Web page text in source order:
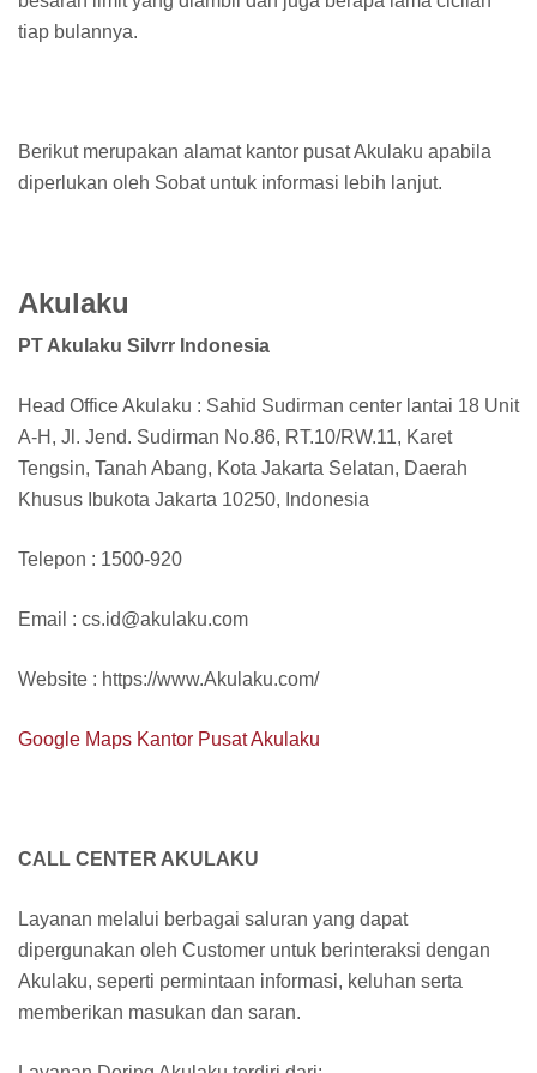
tiap bulannya.
Berikut merupakan alamat kantor pusat Akulaku apabila
diperlukan oleh Sobat untuk informasi lebih lanjut.
Akulaku
PT Akulaku Silvrr Indonesia
Head Office Akulaku : Sahid Sudirman center lantai 18 Unit
A-H, Jl. Jend. Sudirman No.86, RT.10/RW.11, Karet
Tengsin, Tanah Abang, Kota Jakarta Selatan, Daerah
Khusus Ibukota Jakarta 10250, Indonesia
Telepon : 1500-920
Email : cs.id@akulaku.com
Website : https://www.Akulaku.com/
Google Maps Kantor Pusat Akulaku
CALL CENTER AKULAKU
Layanan melalui berbagai saluran yang dapat
dipergunakan oleh Customer untuk berinteraksi dengan
Akulaku, seperti permintaan informasi, keluhan serta
memberikan masukan dan saran.